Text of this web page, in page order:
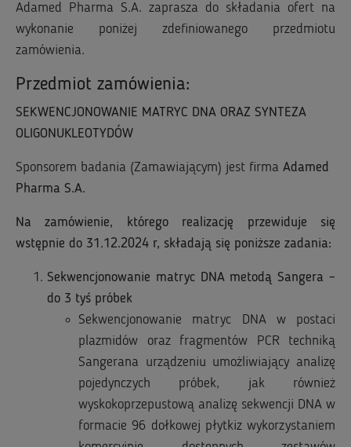
Adamed Pharma S.A. zaprasza do składania ofert na
wykonanie poniżej zdefiniowanego przedmiotu
zamówienia.
Przedmiot zamówienia:
SEKWENCJONOWANIE MATRYC DNA ORAZ SYNTEZA
OLIGONUKLEOTYDÓW
Sponsorem badania (Zamawiającym) jest firma Adamed
Pharma S.A.
Na zamówienie, którego realizację przewiduje się
wstępnie do 31.12.2024 r, składają się poniższe zadania:
Sekwencjonowanie matryc DNA metodą Sangera –
do 3 tyś próbek
Sekwencjonowanie matryc DNA w postaci
plazmidów oraz fragmentów PCR techniką
Sangerana urządzeniu umożliwiający analizę
pojedynczych próbek, jak również
wyskokoprzepustową analizę sekwencji DNA w
formacie 96 dołkowej płytkiz wykorzystaniem